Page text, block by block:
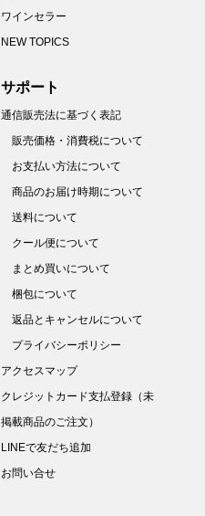
ワインセラー
NEW TOPICS
サポート
通信販売法に基づく表記
販売価格・消費税について
お支払い方法について
商品のお届け時期について
送料について
クール便について
まとめ買いについて
梱包について
返品とキャンセルについて
プライバシーポリシー
アクセスマップ
クレジットカード支払登録（未
掲載商品のご注文）
LINEで友だち追加
お問い合せ